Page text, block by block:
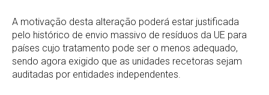
A motivação desta alteração poderá estar justificada
pelo histórico de envio massivo de resíduos da UE para
países cujo tratamento pode ser o menos adequado,
sendo agora exigido que as unidades recetoras sejam
auditadas por entidades independentes.